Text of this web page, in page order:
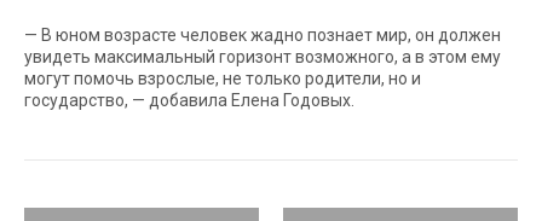
— В юном возрасте человек жадно познает мир, он должен
увидеть максимальный горизонт возможного, а в этом ему
могут помочь взрослые, не только родители, но и
государство, — добавила Елена Годовых.